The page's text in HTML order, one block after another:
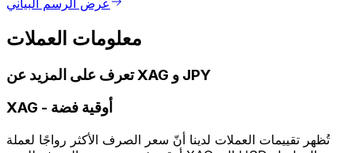
معلومات العملات
تعرف على المزيد عن XAG و JPY
XAG - أوقية فضة
تُظهر تقييمات العملات لدينا أنّ سعر الصرف الأكثر رواجًا لعملة